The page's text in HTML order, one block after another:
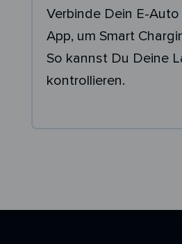
Verbinde Dein E-
App, um Smart
So kannst Du Deine
kontrollieren.